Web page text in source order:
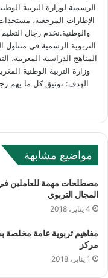
الرسمية لوزارة التربية
الإطارات المرجعية،
والوطنية.نخدم رجال
التربوية الرسمية في
المناهج الدراسية المغربية،
وزارة التربية الوطنية
الهدف: توثيق كل ما يهم
مواضيع مشابهة
مصطلحات مهمة للعاملين
المجال التربوي
4 يناير، 2018
ﻣﻔﺎﻫﻴﻢ ﺗﺮﺑﻮﻳﺔ ﻋﺎﻣﺔ مخلصة
مركز
1 يناير، 2018